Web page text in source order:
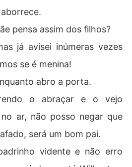
pensa assim dos filhos?
já avisei inúmeras vezes
se é menina!
abro a porta.
o abraçar e o vejo
ar, não posso negar que
será um bom pai.
vidente e não erro